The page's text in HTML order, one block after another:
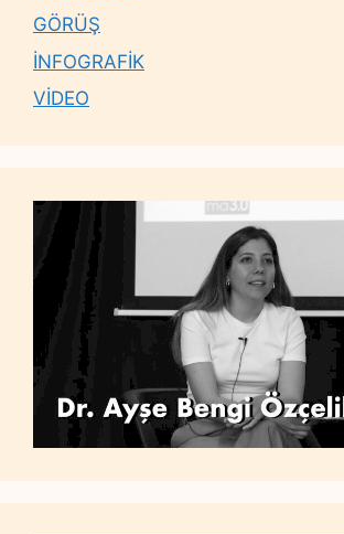
GÖRÜŞ
İNFOGRAFİK
VİDEO